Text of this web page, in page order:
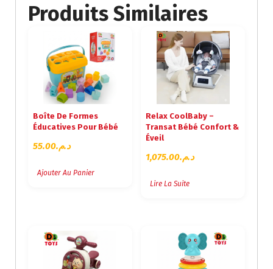
Produits Similaires
Boîte De Formes
Éducatives Pour Bébé
د.م.55.00
Ajouter Au Panier
Relax CoolBaby –
Transat Bébé Confort &
Éveil
د.م.1,075.00
Lire La Suite